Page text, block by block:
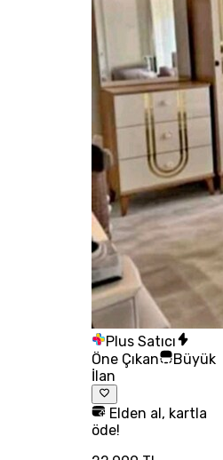
Plus Satıcı
Öne Çıkan
Büyük
İlan
Elden al, kartla
öde!